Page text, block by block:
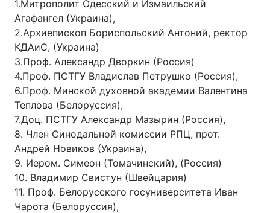
1.Митрополит Одесский и Измаильский
Агафангел (Украина),
2.Архиепископ Бориспольский Антоний, ректор
КДАиС, (Украина)
3.Проф. Александр Дворкин (Россия)
4.Проф. ПСТГУ Владислав Петрушко (Россия),
6.Проф. Минской духовной академии Валентина
Теплова (Белоруссия),
7.Доц. ПСТГУ Александр Мазырин (Россия),
8. Член Синодальной комиссии РПЦ, прот.
Андрей Новиков (Украина),
9. Иером. Симеон (Томачинский), (Россия)
10. Владимир Свистун (Швейцария)
11. Проф. Белорусского госуниверситета Иван
Чарота (Белоруссия),